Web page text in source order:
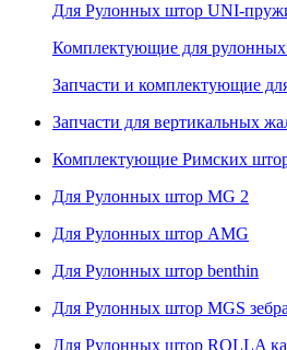
Для Рулонных штор UNI-
Комплектующие для
Запчасти и комплектующие
Запчасти для вертикальных
Комплектующие Римских
Для Рулонных штор MG 2
Для Рулонных штор AMG
Для Рулонных штор benthin
Для Рулонных штор MGS зебра
Для Рулонных штор ROLLA